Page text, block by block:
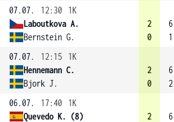
07.07.
12:30
1K
Laboutkova A.
Bernstein G.
2
0
6
1
07.07.
12:15
1K
Hennemann C.
Bjork J.
2
0
6
2
06.07.
17:40
1K
Quevedo K. (8)
2
6